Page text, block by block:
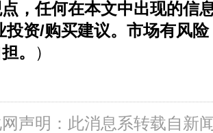
，任何在本文中出现的信
投资/购买建议。市场有风
。
）
声明：此消息系转载自新